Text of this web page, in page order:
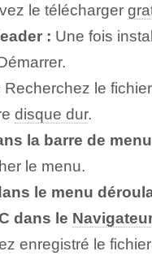
le télécharger⁣
: Une fois
Recherchez le⁤
disque dur.
la barre de
le menu.
le menu
dans le
enregistré le